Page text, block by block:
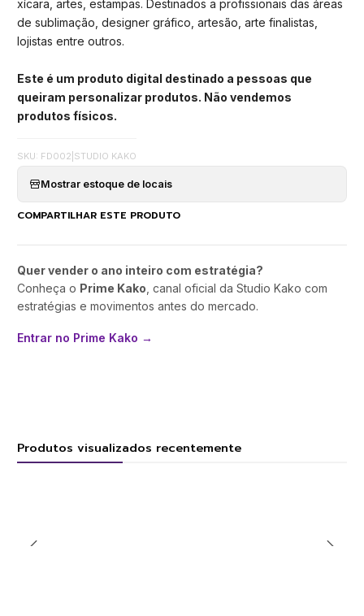
xícara, artes, estampas. Destinados a profissionais das áreas
de sublimação, designer gráfico, artesão, arte finalistas,
lojistas entre outros.
Este é um produto digital destinado a pessoas que
queiram personalizar produtos. Não vendemos
produtos físicos.
SKU: FD002 STUDIO KAKO
Mostrar estoque de locais
COMPARTILHAR ESTE PRODUTO
Quer vender o ano inteiro com estratégia?
Conheça o Prime Kako , canal oficial da Studio Kako com
estratégias e movimentos antes do mercado.
Entrar no Prime Kako →
Produtos visualizados recentemente